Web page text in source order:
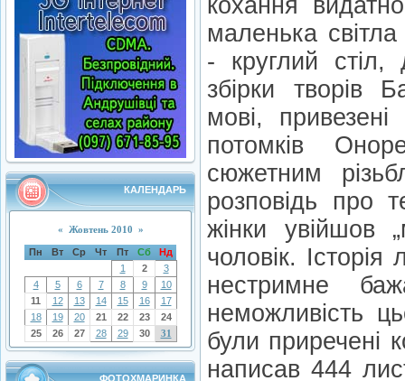
КАЛЕНДАРЬ
« Жовтень 2010 »
Пн Вт Ср Чт Пт Сб
Нд
1
2
3
4
5 6 7 8 9
10
11
12 13 14 15 16
17
18
19 20 21 22 23
24
25
26 27 28 29 30 31
ФОТОХМАРИНКА
кохання
маленька світла
- круглий стіл,
збірки творів
мові,
потомків
сюжетним
розповідь про
жінки увійшов
чоловік.
нестримне
неможливість
були приречені
написав 444